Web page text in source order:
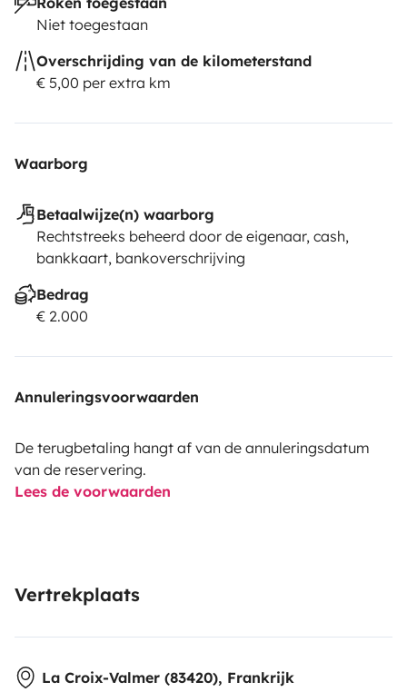
Niet toegestaan
Overschrijding van de kilometerstand
€ 5,00 per extra km
Waarborg
Betaalwijze(n) waarborg
Rechtstreeks beheerd door de eigenaar, cash,
bankkaart, bankoverschrijving
Bedrag
€ 2.000
Annuleringsvoorwaarden
De terugbetaling hangt af van de annuleringsdatum
van de reservering.
Lees de voorwaarden
Vertrekplaats
La Croix-Valmer (83420), Frankrijk